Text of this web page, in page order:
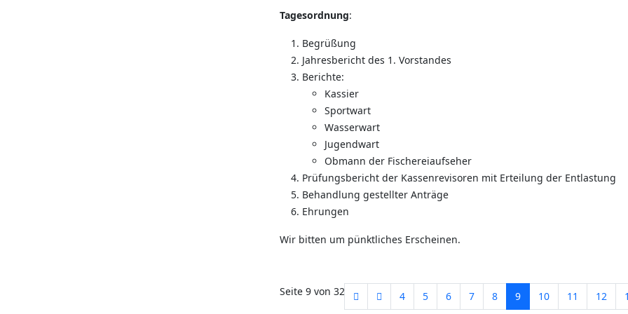
Tagesordnung:
Begrüßung
Jahresbericht des 1. Vorstandes
Berichte:
Kassier
Sportwart
Wasserwart
Jugendwart
Obmann der Fischereiaufseher
Prüfungsbericht der Kassenrevisoren mit Erteilung der Entlastung
Behandlung gestellter Anträge
Ehrungen
Wir bitten um pünktliches Erscheinen.
Seite 9 von 32 4 5 6 7 8 9 10 11 12